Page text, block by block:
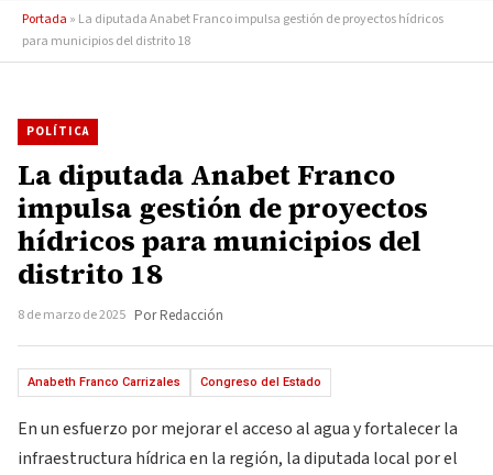
Portada » La diputada Anabet Franco impulsa gestión de proyectos hídricos
para municipios del distrito 18
POLÍTICA
La diputada Anabet Franco
impulsa gestión de proyectos
hídricos para municipios del
distrito 18
8 de marzo de 2025 Por Redacción
Anabeth Franco Carrizales Congreso del Estado
En un esfuerzo por mejorar el acceso al agua y fortalecer la
infraestructura hídrica en la región, la diputada local por el